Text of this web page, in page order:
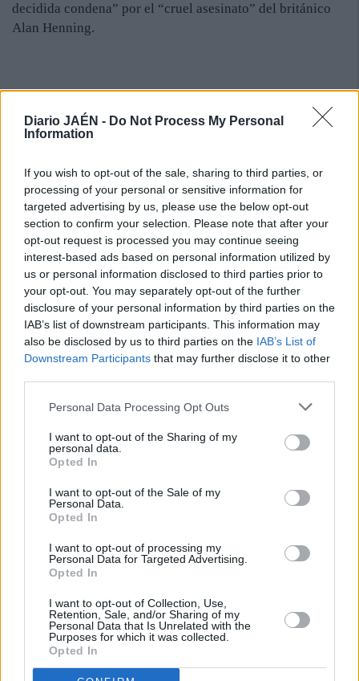
Diario JAÉN - Do Not Process My Personal
Information
If you wish to opt-out of the sale, sharing to third parties, or
processing of your personal or sensitive information for
targeted advertising by us, please use the below opt-out
section to confirm your selection. Please note that after your
opt-out request is processed you may continue seeing
interest-based ads based on personal information utilized by
us or personal information disclosed to third parties prior to
your opt-out. You may separately opt-out of the further
disclosure of your personal information by third parties on the
IAB’s list of downstream participants. This information may
also be disclosed by us to third parties on the IAB’s List of
Downstream Participants that may further disclose it to other
Personal Data Processing Opt Outs
I want to opt-out of the Sharing of my
personal data.
Opted In
I want to opt-out of the Sale of my
Personal Data.
Opted In
I want to opt-out of processing my
Personal Data for Targeted Advertising.
Opted In
I want to opt-out of Collection, Use,
Retention, Sale, and/or Sharing of my
Personal Data that Is Unrelated with the
Purposes for which it was collected.
Opted In
decidida condena” por el “cruel asesinato” del británico
Alan Henning.